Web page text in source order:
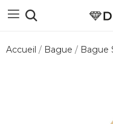
Accueil Bague Bague